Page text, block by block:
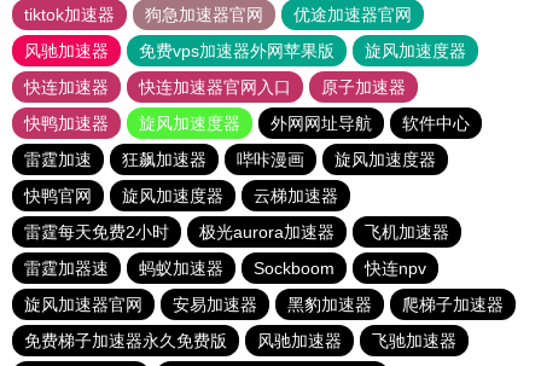
tiktok加速器
狗急加速器官网
优途加速器官网
风驰加速器
免费vps加速器外网苹果版
旋风加速度器
快连加速器
快连加速器官网入口
原子加速器
快鸭加速器
旋风加速度器 外网网址导航
软件中心
雷霆加速
狂飙加速器 哔咔漫画
旋风加速度器
快鸭官网
旋风加速度器
云梯加速器
雷霆每天免费2小时
极光aurora加速器
飞机加速器
雷霆加器速
蚂蚁加速器 Sockboom
快连npv
旋风加速器官网
安易加速器 黑豹加速器
爬梯子加速器
免费梯子加速器永久免费版
风驰加速器
飞驰加速器